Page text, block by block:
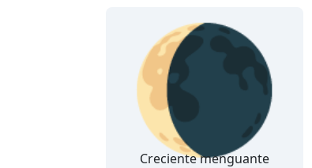
🌘
Creciente menguante